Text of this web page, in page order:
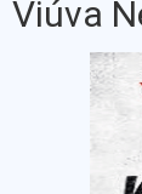
Viúva